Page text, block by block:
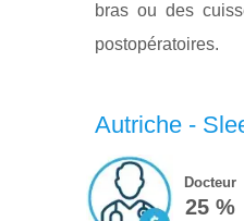
bras ou des
postopératoires.
Autriche -
Docteur
25 %